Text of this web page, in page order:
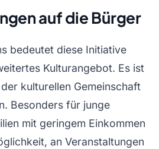
auf die Bürger
bedeutet diese Initiative
Kulturangebot. Es ist
kulturellen Gemeinschaft
Besonders für junge
mit geringem Einkommen
an Veranstaltungen